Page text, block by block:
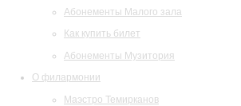
Абонементы Малого зала
Как купить билет
Абонементы Музитория
О филармонии
Маэстро Темирканов